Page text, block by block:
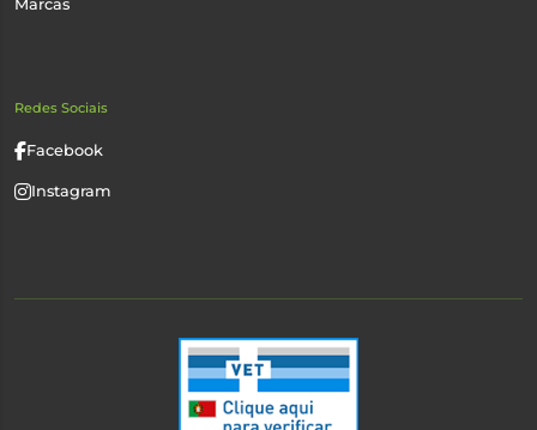
Marcas
Redes Sociais
Facebook
Instagram